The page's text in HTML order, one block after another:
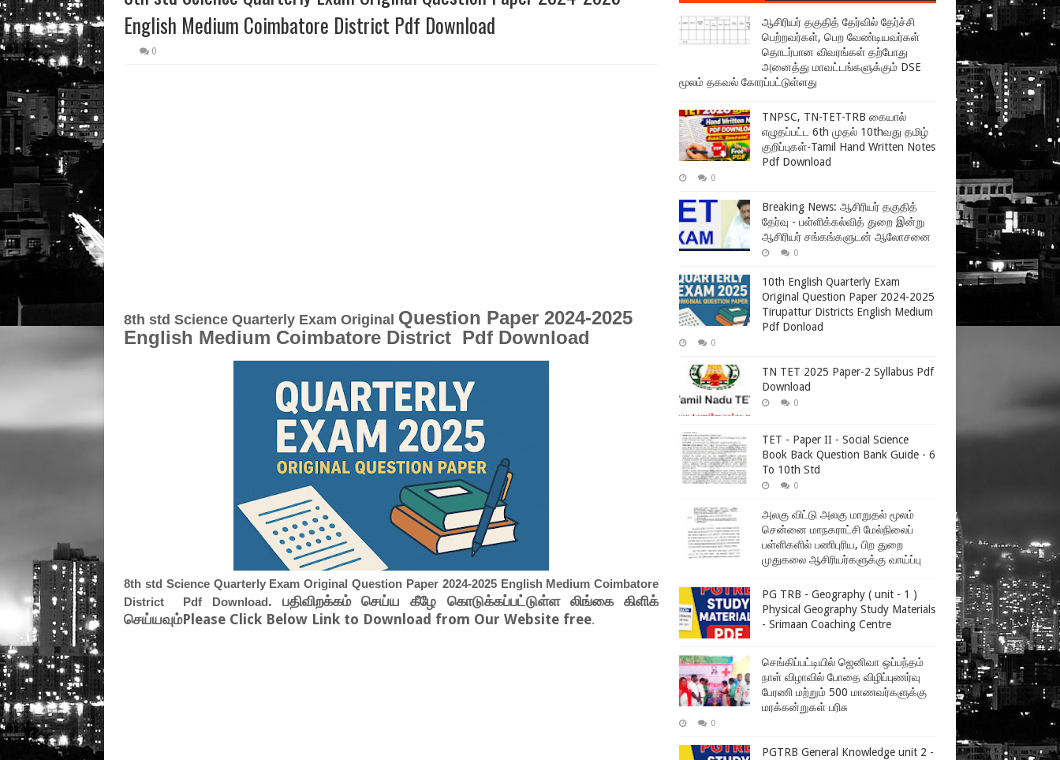
English Medium Coimbatore District Pdf Download
0
8th std Science Quarterly Exam Original Question Paper 2024-2025
English Medium Coimbatore District Pdf Download
8th std Science Quarterly Exam Original Question Paper 2024-2025 English Medium Coimbatore
District Pdf Download. பதிவிறக்கம் செய்ய கீழே கொடுக்கப்பட்டுள்ள லிங்கை கிளிக்
செய்யவும்Please Click Below Link to Download from Our Website free.
ஆசிரியர் தகுதித் தேர்வில் தேர்ச்சி
பெற்றவர்கள், பெற வேண்டியவர்கள்
தொடர்பான விவரங்கள் தற்போது
அனைத்து மாவட்டங்களுக்கும் DSE
மூலம் தகவல் கோரப்பட்டுள்ளது
TNPSC, TN-TET-TRB கையால்
எழுதப்பட்ட 6th முதல் 10thவது தமிழ்
குறிப்புகள்-Tamil Hand Written Notes
Pdf Download
0
Breaking News: ஆசிரியர் தகுதித்
தேர்வு - பள்ளிக்கல்வித் துறை இன்று
ஆசிரியர் சங்கங்களுடன் ஆலோசனை
0
10th English Quarterly Exam
Original Question Paper 2024-2025
Tirupattur Districts English Medium
Pdf Donload
0
TN TET 2025 Paper-2 Syllabus Pdf
Download
0
TET - Paper II - Social Science
Book Back Question Bank Guide - 6
To 10th Std
0
அலகு விட்டு அலகு மாறுதல் மூலம்
சென்னை மாநகராட்சி மேல்நிலைப்
பள்ளிகளில் பணிபுரிய, பிற துறை
முதுகலை ஆசிரியர்களுக்கு வாய்ப்பு
PG TRB - Geography ( unit - 1 )
Physical Geography Study Materials
- Srimaan Coaching Centre
செங்கிப்பட்டியில் ஜெனிவா ஒப்பந்தம்
நாள் விழாவில் போதை விழிப்புணர்வு
பேரணி மற்றும் 500 மாணவர்களுக்கு
மரக்கன்றுகள் பரிசு
0
PGTRB General Knowledge unit 2 -